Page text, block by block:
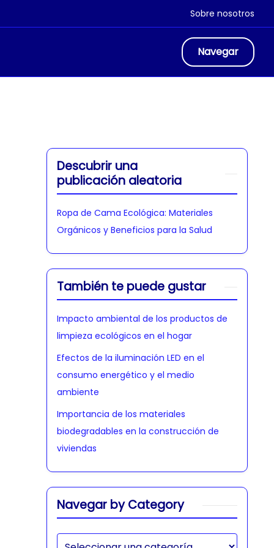
Sobre nosotros
Navegar
Descubrir una
publicación aleatoria
Ropa de Cama Ecológica: Materiales
Orgánicos y Beneficios para la Salud
También te puede gustar
Impacto ambiental de los productos de
limpieza ecológicos en el hogar
Efectos de la iluminación LED en el
consumo energético y el medio
ambiente
Importancia de los materiales
biodegradables en la construcción de
viviendas
Navegar by Category